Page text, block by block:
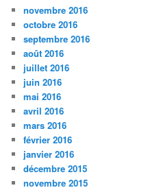
novembre 2016
octobre 2016
septembre 2016
août 2016
juillet 2016
juin 2016
mai 2016
avril 2016
mars 2016
février 2016
janvier 2016
décembre 2015
novembre 2015